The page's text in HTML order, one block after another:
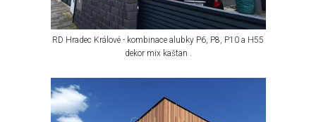
RD Hradec Králové - kombinace alubky P6, P8, P10 a H55
dekor mix kaštan .